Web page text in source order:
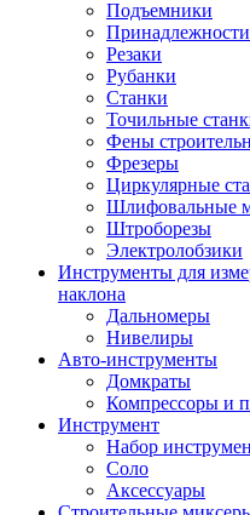
Подъемники
Принадлежности
Резаки
Рубанки
Станки
Точильные
Фены
Фрезеры
Циркулярные
Шлифовальные
Штроборезы
Электролобзики
Инструменты для
наклона
Дальномеры
Нивелиры
Авто-инструменты
Домкраты
Компрессоры и
Инструмент
Набор
Соло
Аксессуары